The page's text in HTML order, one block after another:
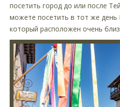
посетить город до или после
можете посетить в тот же день
который расположен очень